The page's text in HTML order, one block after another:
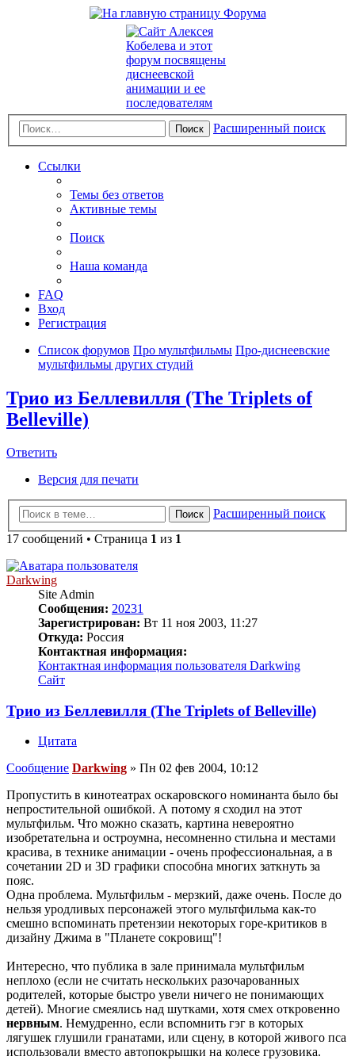
Поиск Расширенный поиск
Ссылки
Темы без ответов
Активные темы
Поиск
Наша команда
FAQ
Вход
Регистрация
Список форумов Про мультфильмы Про-диснеевские
мультфильмы других студий
Трио из Беллевилля (The Triplets of
Belleville)
Ответить
Версия для печати
Поиск
Расширенный поиск
17 сообщений • Страница 1 из 1
Darkwing
Site Admin
Сообщения: 20231
Зарегистрирован: Вт 11 ноя 2003, 11:27
Откуда: Россия
Контактная информация:
Контактная информация пользователя Darkwing
Сайт
Трио из Беллевилля (The Triplets of Belleville)
Цитата
Сообщение Darkwing » Пн 02 фев 2004, 10:12
Пропустить в кинотеатрах оскаровского номинанта было бы
непростительной ошибкой. А потому я сходил на этот
мультфильм. Что можно сказать, картина невероятно
изобретательна и остроумна, несомненно стильна и местами
красива, в технике анимации - очень профессиональная, а в
сочетании 2D и 3D графики способна многих заткнуть за
пояс.
Одна проблема. Мультфильм - мерзкий, даже очень. После до
нельзя уродливых персонажей этого мультфильма как-то
смешно вспоминать претензии некоторых горе-критиков в
дизайну Джима в "Планете сокровищ"!
Интересно, что публика в зале принимала мультфильм
неплохо (если не считать нескольких разочарованных
родителей, которые быстро увели ничего не понимающих
детей). Многие смеялись над шутками, хотя смех откровенно
нервным. Немудренно, если вспомнить гэг в которых
лягушек глушили гранатами, или сцену, в которой живого пса
использовали вместо автопокрышки на колесе грузовика.